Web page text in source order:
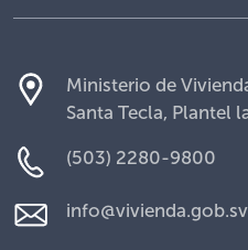
Ministerio de
Santa Tecla, Plantel
(503) 2280-9800
info@vivienda.gob.sv